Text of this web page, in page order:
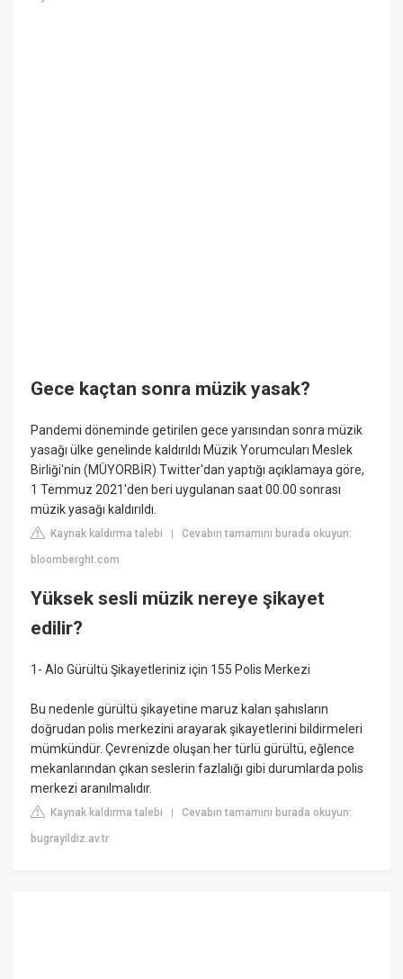
Gece kaçtan sonra müzik yasak?
Pandemi döneminde getirilen gece yarısından sonra müzik
yasağı ülke genelinde kaldırıldı Müzik Yorumcuları Meslek
Birliği'nin (MÜYORBİR) Twitter'dan yaptığı açıklamaya göre,
1 Temmuz 2021'den beri uygulanan saat 00.00 sonrası
müzik yasağı kaldırıldı.
Kaynak kaldırma talebi |Cevabın tamamını burada okuyun:
bloomberght.com
Yüksek sesli müzik nereye şikayet
edilir?
1- Alo Gürültü Şikayetleriniz için 155 Polis Merkezi
Bu nedenle gürültü şikayetine maruz kalan şahısların
doğrudan polis merkezini arayarak şikayetlerini bildirmeleri
mümkündür. Çevrenizde oluşan her türlü gürültü, eğlence
mekanlarından çıkan seslerin fazlalığı gibi durumlarda polis
merkezi aranılmalıdır.
Kaynak kaldırma talebi |Cevabın tamamını burada okuyun:
bugrayildiz.av.tr